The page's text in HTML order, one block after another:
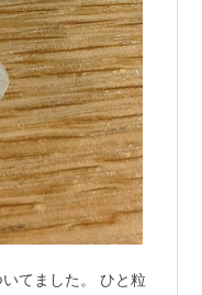
てました。 ひと粒